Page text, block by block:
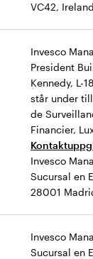
VC42,
Invesco
President
Kennedy, L-
står under
de
Financier,
Invesco
Sucursal en
28001
Invesco
Sucursal en